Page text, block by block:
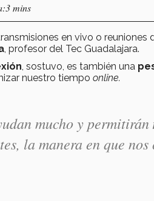
mins
transmisiones en vivo o
, profesor del Tec Guadalajara.
, sostuvo, es también una
nuestro tiempo online.
mucho y permitirán
la manera en que